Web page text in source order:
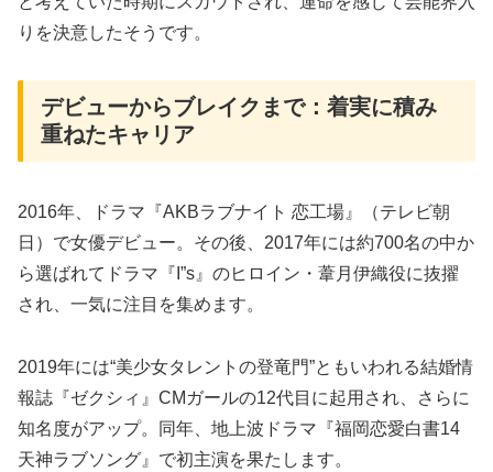
りを決意したそうです。
デビューからブレイクまで：着実に積み
重ねたキャリア
2016年、ドラマ『AKBラブナイト 恋工場』（テレビ朝
日）で女優デビュー。その後、2017年には約700名の中か
ら選ばれてドラマ『I”s』のヒロイン・葦月伊織役に抜擢
され、一気に注目を集めます。
2019年には“美少女タレントの登竜門”ともいわれる結婚情
報誌『ゼクシィ』CMガールの12代目に起用され、さらに
知名度がアップ。同年、地上波ドラマ『福岡恋愛白書14
天神ラブソング』で初主演を果たします。